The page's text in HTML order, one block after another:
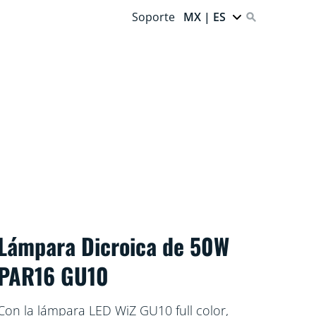
Soporte MX | ES
Dicroica de 50W
GU10
la lámpara LED WiZ GU10 full color,